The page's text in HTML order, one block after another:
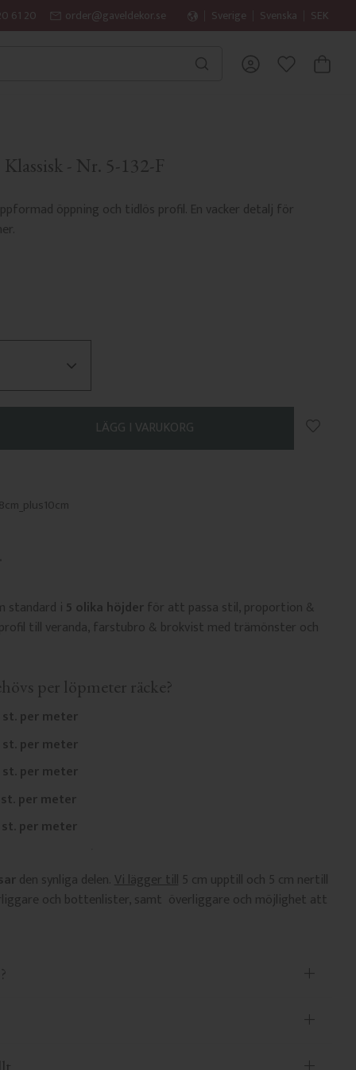
61 20 order@gaveldekor.se Sverige Svenska SEK
FAVORITER
- Nr. 5-132-F
öppning och tidlös profil. En vacker detalj för
Lägg
standard i 5 olika höjderför att passa stil, proportion &
till veranda, farstubro & brokvist med trämönster och
per löpmeter räcke?
st. per meter
st. per meter
st. per meter
st. per meter
st. per meter
den synliga delen.Vi lägger till 5 cm upptill och 5 cm nertill
och bottenlister, samt överliggare och möjlighet att